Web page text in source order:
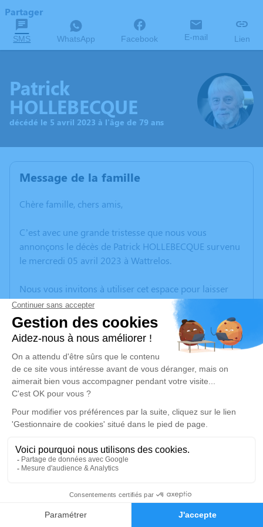
Faire-part Hommages
Partager
SMS WhatsApp Facebook E-mail Lien
Patrick
HOLLEBECQUE
décédé le 5 avril 2023 à l'âge de 79 ans
Message de la famille
Chère famille, chers amis,
C’est avec une grande tristesse que nous vous
annonçons le décès de Patrick HOLLEBECQUE survenu
le mercredi 05 avril 2023 à Wattrelos.
Nous vous invitons à utiliser cet espace pour laisser
vos condoléances, partager des photos souvenirs, une
anecdote ou exprimer vos pensées à travers des
poèmes ou des textes. Cet endroit est un lieu
d'expression dédié à honorer la mémoire de Patrick
HOLLEBECQUE.
Un service de plantation d’arbre hommage est
disponible ici.
Je rends hommage
Crémation
Crématorium de Wattrelos
316, Rue de Leers - Parc d’Activités de l’Avelin